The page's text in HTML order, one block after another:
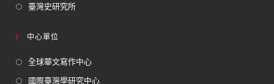
臺灣史研究所
中心單位
全球華文寫作中心
國際臺灣學研究中心